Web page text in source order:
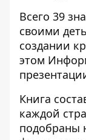
Всего 39
своими
создании
этом
Книга
каждой
подобраны